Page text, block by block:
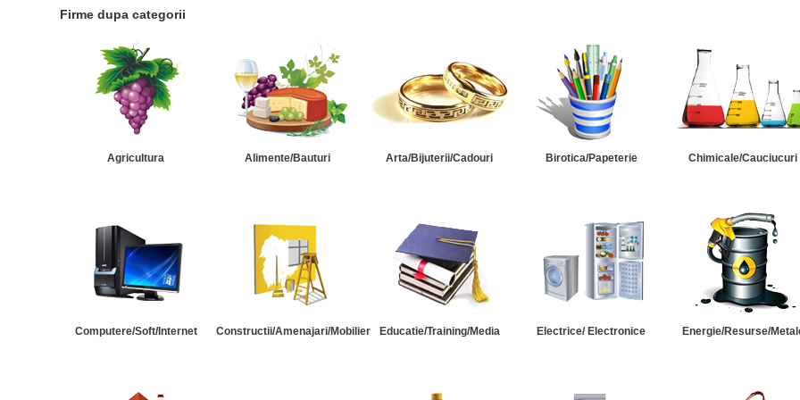
Firme dupa categorii
Agricultura Alimente/Bauturi Arta/Bijuterii/Cadouri Birotica/Papeterie Chimicale/Cauciucuri
Computere/Soft/Internet Constructii/Amenajari/Mobilier Educatie/Training/Media Electrice/ Electronice Energie/Resurse/